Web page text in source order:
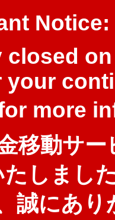
more
移動サ
たしまし
誠にあ